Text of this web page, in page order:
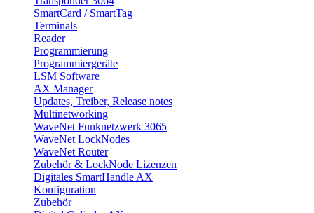
SmartCard / SmartTag
Terminals
Reader
Programmierung
Programmiergeräte
LSM Software
AX Manager
Updates, Treiber, Release notes
Multinetworking
WaveNet Funknetzwerk 3065
WaveNet LockNodes
WaveNet Router
Zubehör & LockNode Lizenzen
Digitales SmartHandle AX
Konfiguration
Zubehör